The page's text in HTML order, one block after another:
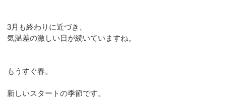
3月も終わりに近づき、
気温差の激しい日が続いていますね。
もうすぐ春。
新しいスタートの季節です。